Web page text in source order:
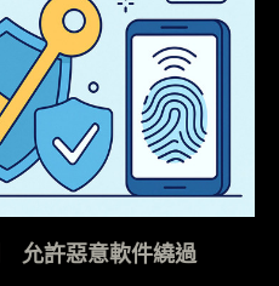
允許惡意軟件繞過